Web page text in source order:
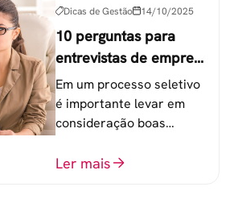
Dicas de Gestão 14/10/2025
10 perguntas para
entrevistas de emprego
que recrutadores não
devem fazer
Em um processo seletivo
é importante levar em
consideração boas
o perfil do profissional e
Ler mais